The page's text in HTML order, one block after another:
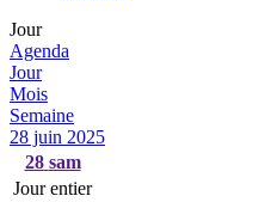
Jour
Agenda
Jour
Mois
Semaine
28 juin 2025
28 sam
Jour entier